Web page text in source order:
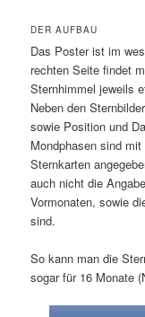
DER AUFBAU
Das Poster ist im
rechten Seite findet
Sternhimmel jeweils
Neben den
sowie Position und
Mondphasen sind
Sternkarten
auch nicht die
Vormonaten, sowie
sind.
So kann man die
sogar für 16 Monate